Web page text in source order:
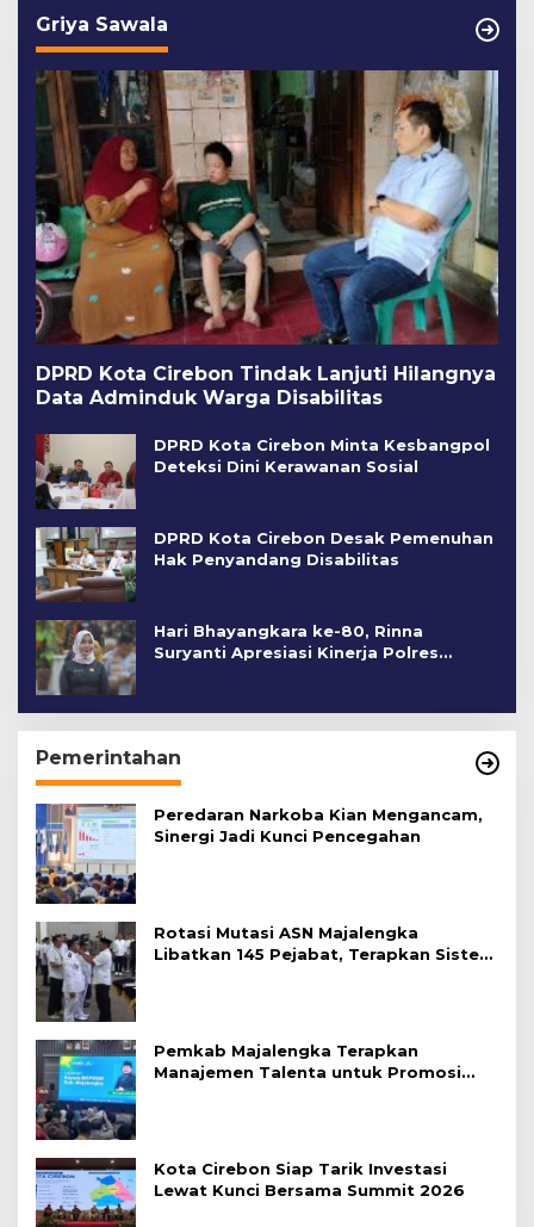
Griya Sawala
DPRD Kota Cirebon Tindak Lanjuti Hilangnya
Data Adminduk Warga Disabilitas
DPRD Kota Cirebon Minta Kesbangpol
Deteksi Dini Kerawanan Sosial
DPRD Kota Cirebon Desak Pemenuhan
Hak Penyandang Disabilitas
Hari Bhayangkara ke-80, Rinna
Suryanti Apresiasi Kinerja Polres
Pemerintahan
Peredaran Narkoba Kian Mengancam,
Sinergi Jadi Kunci Pencegahan
Rotasi Mutasi ASN Majalengka
Libatkan 145 Pejabat, Terapkan Sistem
Pemkab Majalengka Terapkan
Manajemen Talenta untuk Promosi
Kota Cirebon Siap Tarik Investasi
Lewat Kunci Bersama Summit 2026